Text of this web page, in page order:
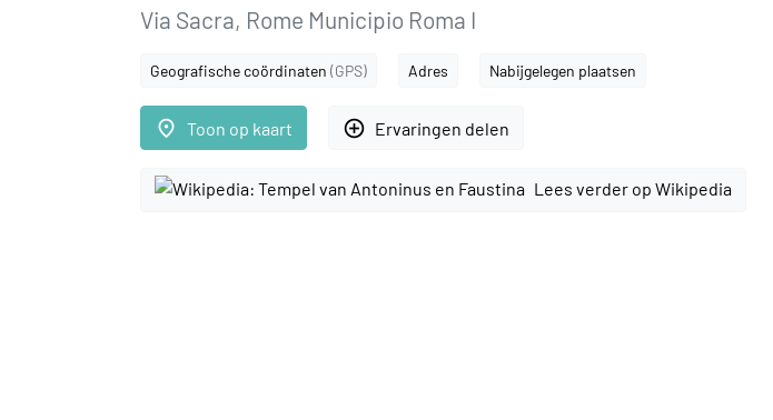
Via Sacra, Rome Municipio Roma I
Geografische coördinaten (GPS) Adres Nabijgelegen plaatsen
place Toon op kaart add_circle_outline Ervaringen delen
Lees verder op Wikipedia